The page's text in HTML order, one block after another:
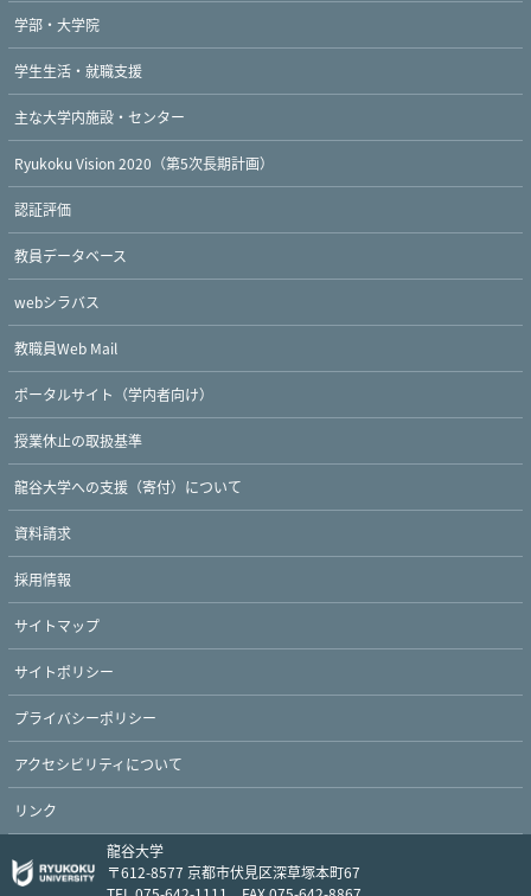
学部・大学院
学生生活・就職支援
主な大学内施設・センター
Ryukoku Vision 2020（第5次長期計画）
認証評価
教員データベース
webシラバス
教職員Web Mail
ポータルサイト（学内者向け）
授業休止の取扱基準
龍谷大学への支援（寄付）について
資料請求
採用情報
サイトマップ
サイトポリシー
プライバシーポリシー
アクセシビリティについて
リンク
龍谷大学
〒612-8577 京都市伏見区深草塚本町67